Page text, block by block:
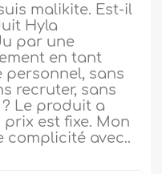
malikite. Est-il
Hyla
par une
en tant
sans
recruter, sans
Le produit a
est fixe. Mon
avec..